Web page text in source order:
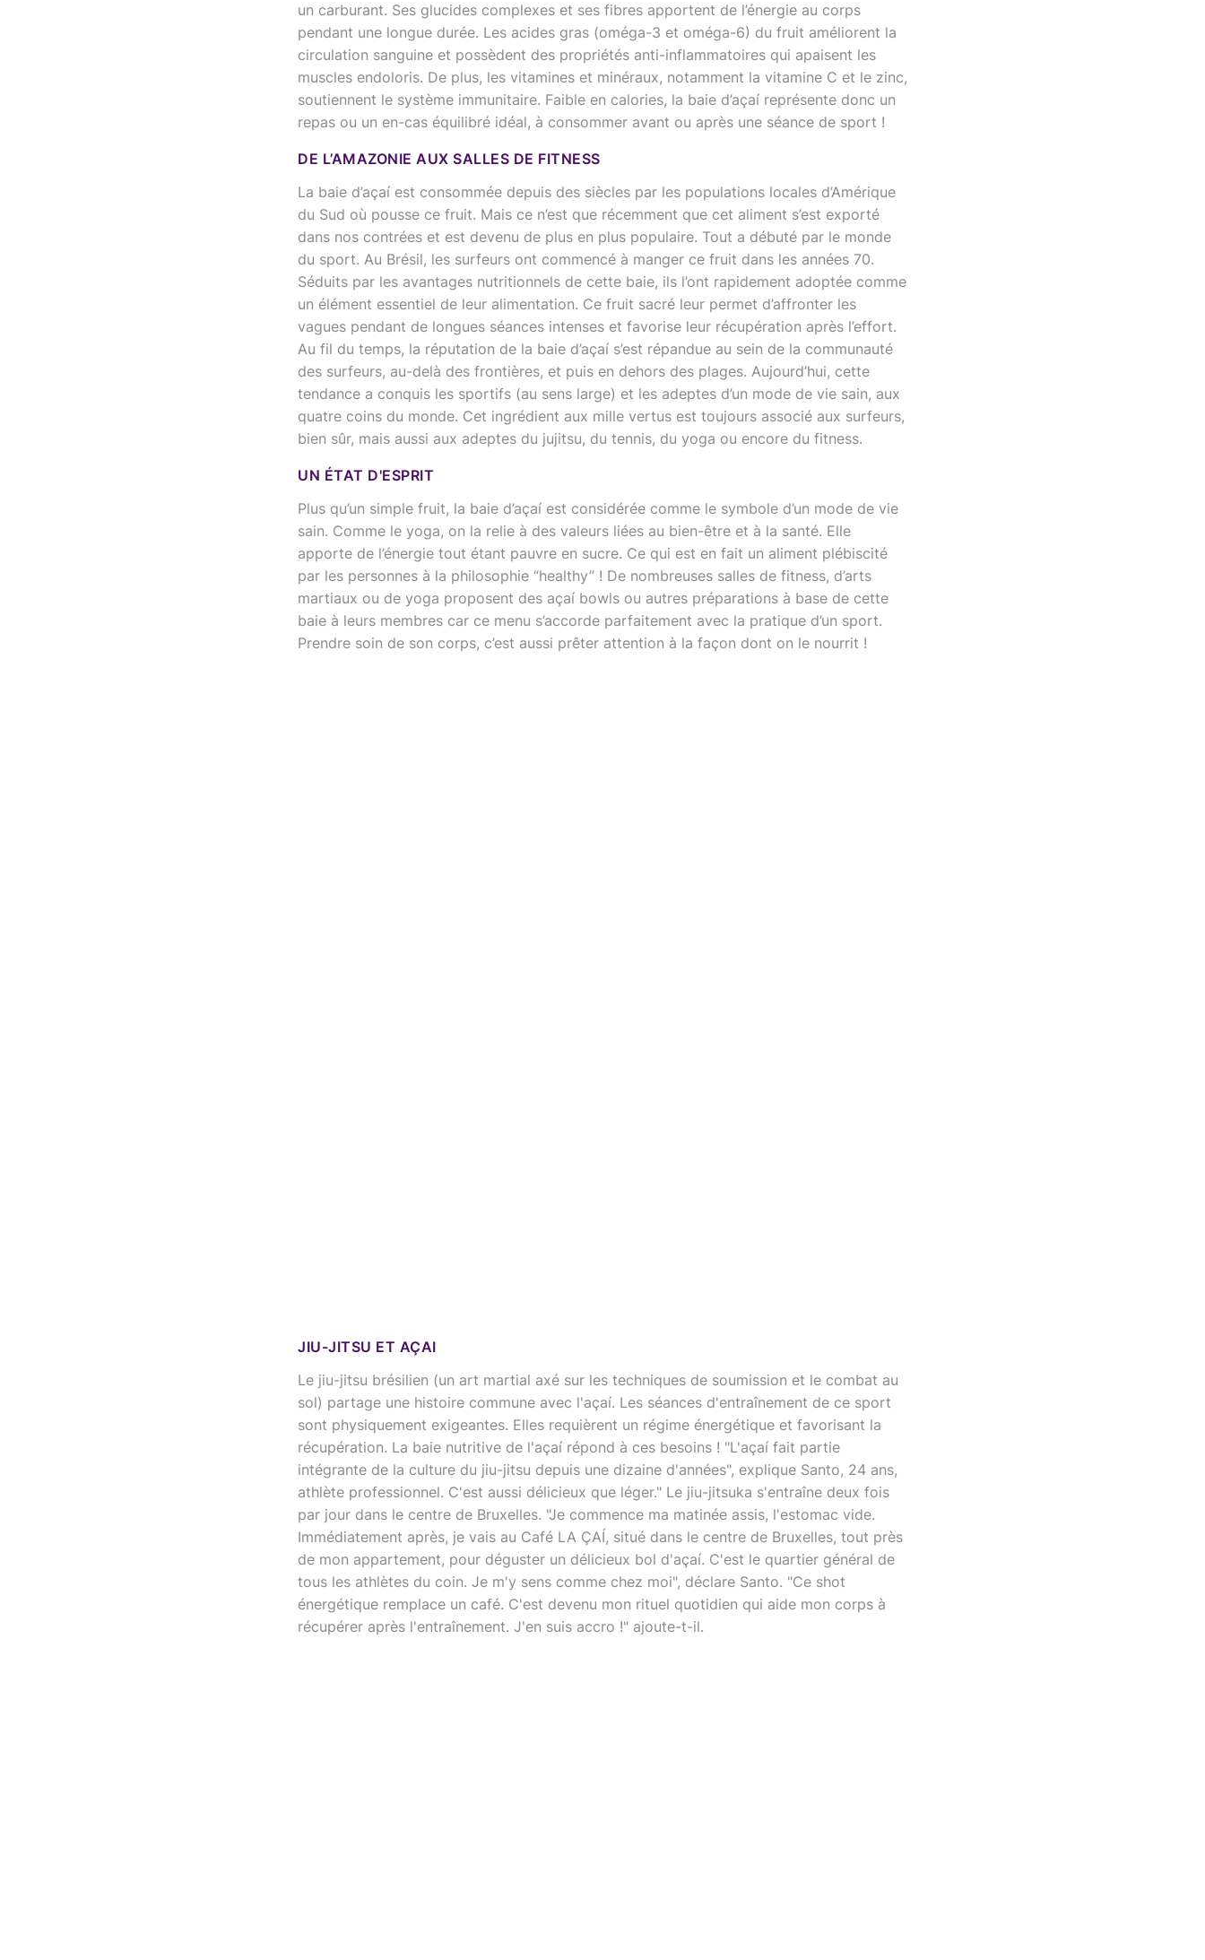
un carburant. Ses glucides complexes et ses fibres apportent de l’énergie au corps
pendant une longue durée. Les acides gras (oméga-3 et oméga-6) du fruit améliorent la
circulation sanguine et possèdent des propriétés anti-inflammatoires qui apaisent les
muscles endoloris. De plus, les vitamines et minéraux, notamment la vitamine C et le zinc,
soutiennent le système immunitaire. Faible en calories, la baie d’açaí représente donc un
repas ou un en-cas équilibré idéal, à consommer avant ou après une séance de sport !
DE L’AMAZONIE AUX SALLES DE FITNESS
La baie d’açaí est consommée depuis des siècles par les populations locales d’Amérique
du Sud où pousse ce fruit. Mais ce n’est que récemment que cet aliment s’est exporté
dans nos contrées et est devenu de plus en plus populaire. Tout a débuté par le monde
du sport. Au Brésil, les surfeurs ont commencé à manger ce fruit dans les années 70.
Séduits par les avantages nutritionnels de cette baie, ils l’ont rapidement adoptée comme
un élément essentiel de leur alimentation. Ce fruit sacré leur permet d’affronter les
vagues pendant de longues séances intenses et favorise leur récupération après l’effort.
Au fil du temps, la réputation de la baie d’açaí s’est répandue au sein de la communauté
des surfeurs, au-delà des frontières, et puis en dehors des plages. Aujourd’hui, cette
tendance a conquis les sportifs (au sens large) et les adeptes d’un mode de vie sain, aux
quatre coins du monde. Cet ingrédient aux mille vertus est toujours associé aux surfeurs,
bien sûr, mais aussi aux adeptes du jujitsu, du tennis, du yoga ou encore du fitness.
UN ÉTAT D'ESPRIT
Plus qu’un simple fruit, la baie d’açaí est considérée comme le symbole d’un mode de vie
sain. Comme le yoga, on la relie à des valeurs liées au bien-être et à la santé. Elle
apporte de l’énergie tout étant pauvre en sucre. Ce qui est en fait un aliment plébiscité
par les personnes à la philosophie “healthy” ! De nombreuses salles de fitness, d’arts
martiaux ou de yoga proposent des açaí bowls ou autres préparations à base de cette
baie à leurs membres car ce menu s’accorde parfaitement avec la pratique d’un sport.
Prendre soin de son corps, c’est aussi prêter attention à la façon dont on le nourrit !
JIU-JITSU ET AÇAI
Le jiu-jitsu brésilien (un art martial axé sur les techniques de soumission et le combat au
sol) partage une histoire commune avec l'açaí. Les séances d'entraînement de ce sport
sont physiquement exigeantes. Elles requièrent un régime énergétique et favorisant la
récupération. La baie nutritive de l'açaí répond à ces besoins ! "L'açaí fait partie
intégrante de la culture du jiu-jitsu depuis une dizaine d'années", explique Santo, 24 ans,
athlète professionnel. C'est aussi délicieux que léger." Le jiu-jitsuka s'entraîne deux fois
par jour dans le centre de Bruxelles. "Je commence ma matinée assis, l'estomac vide.
Immédiatement après, je vais au Café LA ÇAÍ, situé dans le centre de Bruxelles, tout près
de mon appartement, pour déguster un délicieux bol d'açaí. C'est le quartier général de
tous les athlètes du coin. Je m'y sens comme chez moi", déclare Santo. "Ce shot
énergétique remplace un café. C'est devenu mon rituel quotidien qui aide mon corps à
récupérer après l'entraînement. J'en suis accro !" ajoute-t-il.